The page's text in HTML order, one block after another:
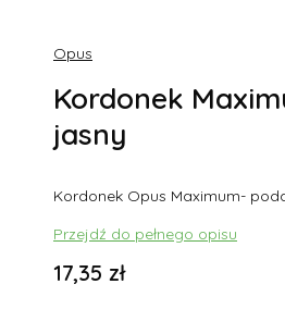
Opus
Kordonek
jasny
Kordonek Opus Maximum-
Przejdź do pełnego opisu
Cena
17,35 zł